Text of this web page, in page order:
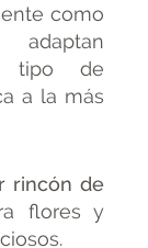
como
tipo de
a la más
rincón de
flores y